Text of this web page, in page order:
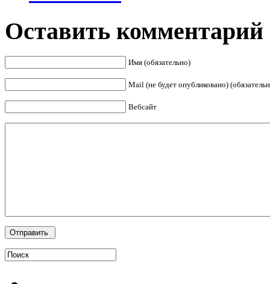
Оставить комментарий
Имя (обязательно)
Mail (не будет опубликовано)
Вебсайт